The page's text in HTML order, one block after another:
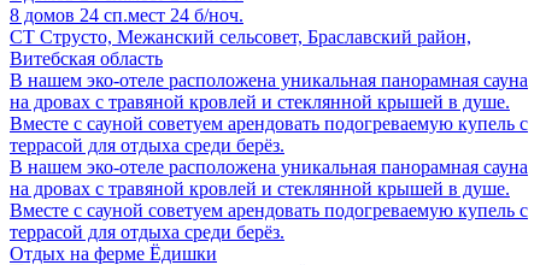
8 домов 24 сп.мест 24 б/ноч.
СТ Струсто, Межанский сельсовет, Браславский район,
Витебская область
В нашем эко-отеле расположена уникальная панорамная сауна
на дровах с травяной кровлей и стеклянной крышей в душе.
Вместе с сауной советуем арендовать подогреваемую купель с
террасой для отдыха среди берёз.
В нашем эко-отеле расположена уникальная панорамная сауна
на дровах с травяной кровлей и стеклянной крышей в душе.
Вместе с сауной советуем арендовать подогреваемую купель с
террасой для отдыха среди берёз.
Отдых на ферме Ёдишки